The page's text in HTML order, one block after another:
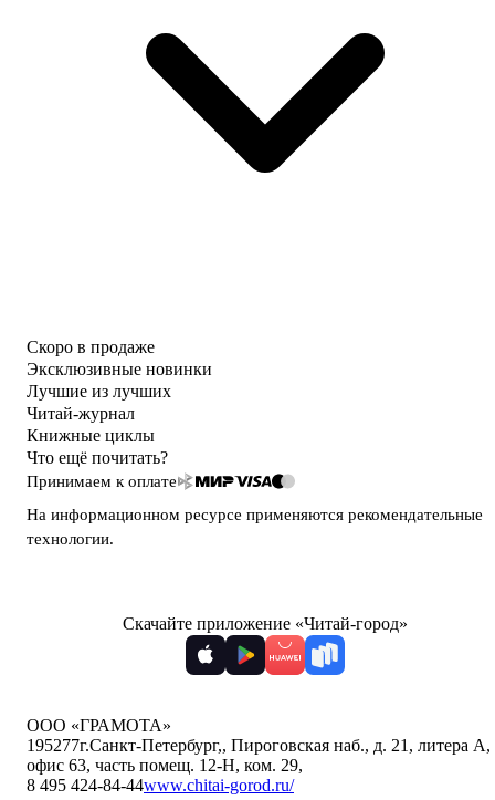
Скоро в продаже
Эксклюзивные новинки
Лучшие из лучших
Читай-журнал
Книжные циклы
Что ещё почитать?
Принимаем к оплате
На информационном ресурсе применяются рекомендательные
технологии.
Скачайте приложение «Читай-город»
ООО «ГРАМОТА»
195277г.Санкт-Петербург,, Пироговская наб., д. 21, литера А,
офис 63, часть помещ. 12-Н, ком. 29,
8 495 424-84-44www.chitai-gorod.ru/